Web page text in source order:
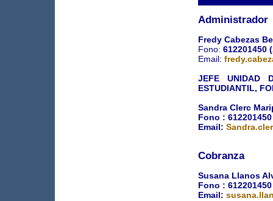
Administrador
Fredy Cabezas
Fono: 612201450
Email:
JEFE UNIDAD
ESTUDIANTIL,
Sandra Clerc
Fono :
Email:
Cobranza
Susana Llanos
Fono :
Email: